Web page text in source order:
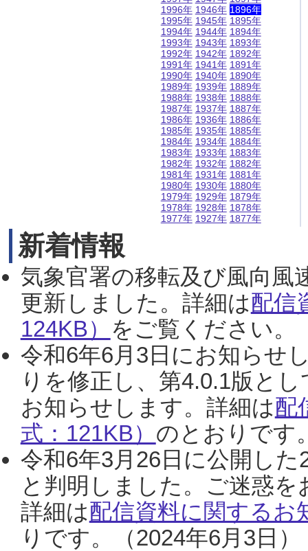
1996年
1995年
1994年
1993年
1992年
1991年
1990年
1989年
1988年
1987年
1986年
1985年
1984年
1983年
1982年
1981年
1980年
1979年
1978年
1977年
1946年
1945年
1944年
1943年
1942年
1941年
1940年
1939年
1938年
1937年
1936年
1935年
1934年
1933年
1932年
1931年
1930年
1929年
1928年
1927年
1896年
1895年
1894年
1893年
1892年
1891年
1890年
1889年
1888年
1887年
1886年
1885年
1884年
1883年
1882年
1881年
1880年
1879年
1878年
1877年
新着情報
気象官署の移転及び風向風
更新しました。詳細は配信
124KB） をご覧ください。
令和6年6月3日にお知らせ
りを修正し、第4.0.1版と
お知らせします。詳細は配
式：121KB） のとおりです
令和6年3月26日に公開し
と判明しました。ご迷惑
詳細は配信資料に関するお
りです。（2024年6月3日）